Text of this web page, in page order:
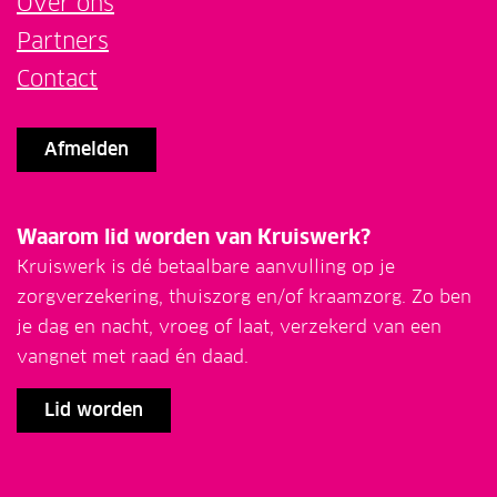
Partners
Contact
Afmelden
Waarom lid worden van Kruiswerk?
Kruiswerk is dé betaalbare aanvulling op je
zorgverzekering, thuiszorg en/of kraamzorg. Zo ben
je dag en nacht, vroeg of laat, verzekerd van een
vangnet met raad én daad.
Lid worden